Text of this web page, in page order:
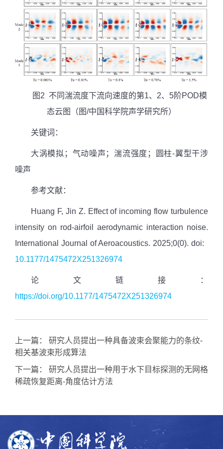
图 2 不同湍流度下流向速度的第1、 2、 5阶POD模
态云图
（图/中国科学院声学研究所）
关键词：
大涡模拟；气动噪声；湍流强度；圆柱-翼型干涉
噪声
参考文献：
Huang F, Jin Z. Effect of incoming flow turbulence
intensity on rod-airfoil aerodynamic interaction noise.
International Journal of Aeroacoustics. 2025;0(0). doi:
10.1177/1475472X251326974
论文链接：
https://doi.org/10.1177/1475472X251326974
上一篇：
研究人员提出一种具备波束会聚能力的条纹-
相关基波束形成算法
下一篇：
研究人员提出一种用于水下目标探测的无网格
稀疏恢复距离-角度估计方法